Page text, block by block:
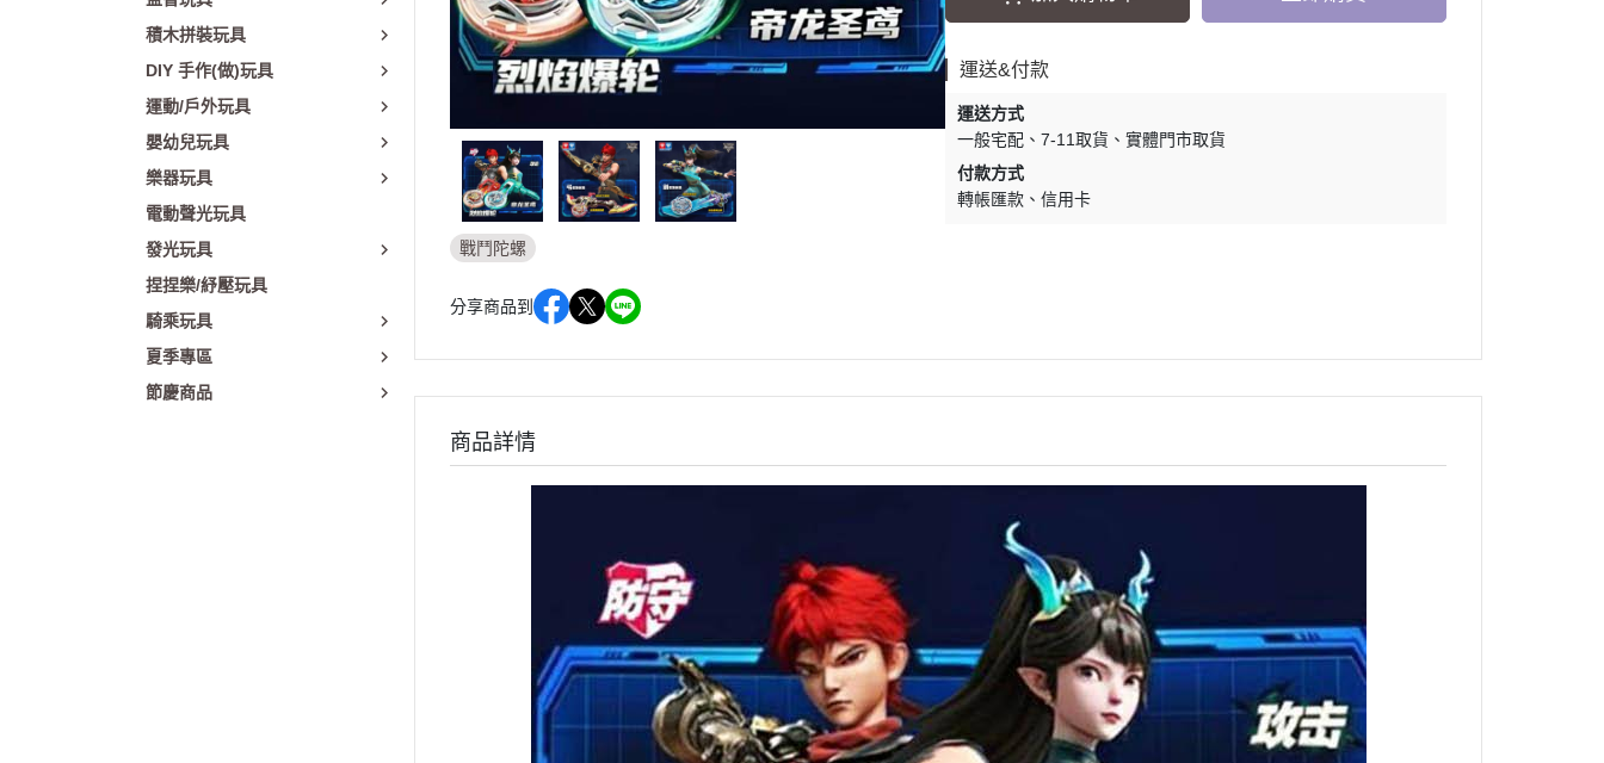
積木拼裝玩具
DIY 手作(做)玩具
運動/戶外玩具
嬰幼兒玩具
樂器玩具
電動聲光玩具
發光玩具
捏捏樂/紓壓玩具
騎乘玩具
夏季專區
節慶商品
戰鬥陀螺
分享商品到
運送&付款
運送方式
一般宅配
7-11取貨
實體門市取貨
付款方式
轉帳匯款
信用卡
商品詳情